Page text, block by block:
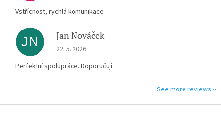
Vstřícnost, rychlá komunikace
JN Jan Nováček
The store rating is 5 out of 5 stars.
22. 5. 2026
Perfektní spolupráce. Doporučuji.
See more reviews
F